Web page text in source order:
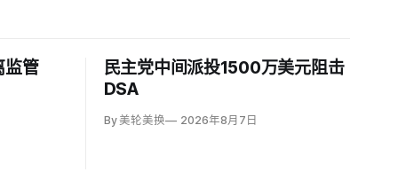
监管
民主党中间派投1500万美元阻击
DSA
By 美轮美换 2026年8月7日